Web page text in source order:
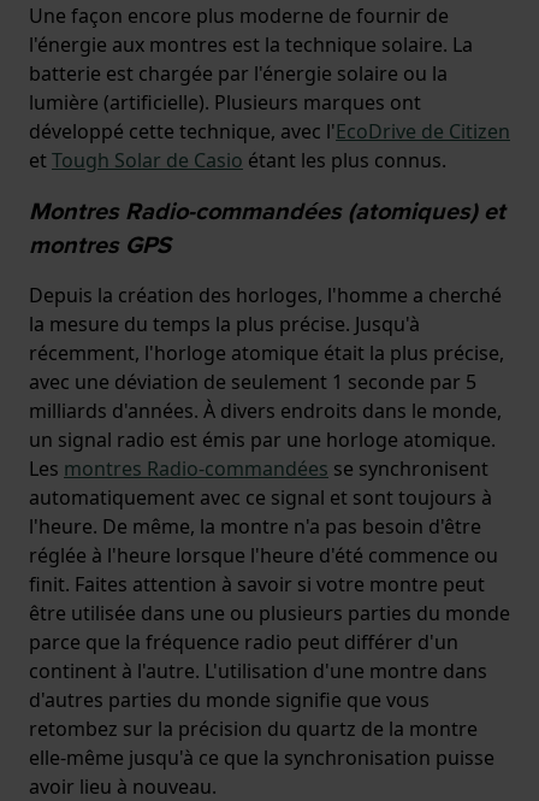
Une façon encore plus moderne de fournir de
l'énergie aux montres est la technique solaire. La
batterie est chargée par l'énergie solaire ou la
lumière (artificielle). Plusieurs marques ont
développé cette technique, avec l'EcoDrive de Citizen
et Tough Solar de Casio étant les plus connus.
Montres Radio-commandées (atomiques) et
montres GPS
Depuis la création des horloges, l'homme a cherché
la mesure du temps la plus précise. Jusqu'à
récemment, l'horloge atomique était la plus précise,
avec une déviation de seulement 1 seconde par 5
milliards d'années. À divers endroits dans le monde,
un signal radio est émis par une horloge atomique.
Les montres Radio-commandées se synchronisent
automatiquement avec ce signal et sont toujours à
l'heure. De même, la montre n'a pas besoin d'être
réglée à l'heure lorsque l'heure d'été commence ou
finit. Faites attention à savoir si votre montre peut
être utilisée dans une ou plusieurs parties du monde
parce que la fréquence radio peut différer d'un
continent à l'autre. L'utilisation d'une montre dans
d'autres parties du monde signifie que vous
retombez sur la précision du quartz de la montre
elle-même jusqu'à ce que la synchronisation puisse
avoir lieu à nouveau.